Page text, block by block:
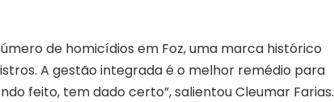
de homicídios em Foz, uma marca histórico
A gestão integrada é o melhor remédio para
feito, tem dado certo”, salientou Cleumar Farias.